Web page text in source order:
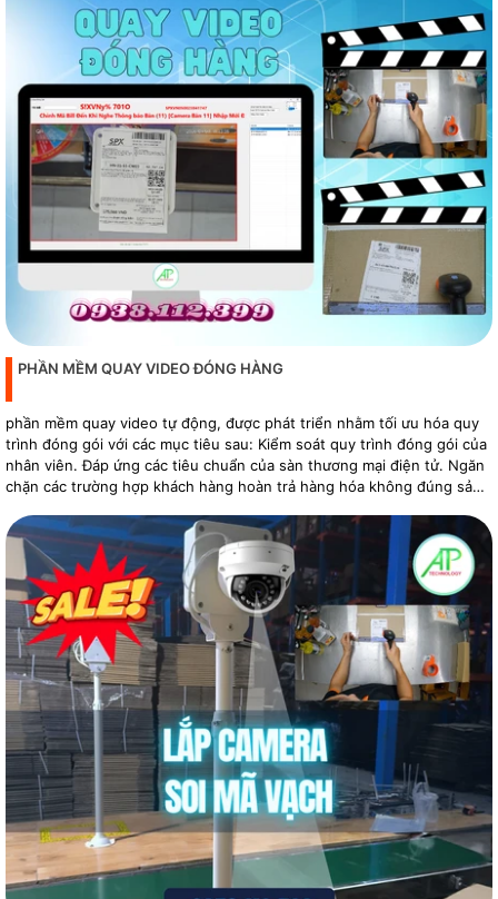
PHẦN MỀM QUAY VIDEO ĐÓNG HÀNG
phần mềm quay video tự động, được phát triển nhằm tối ưu hóa quy
trình đóng gói với các mục tiêu sau: Kiểm soát quy trình đóng gói của
nhân viên. Đáp ứng các tiêu chuẩn của sàn thương mại điện tử. Ngăn
chặn các trường hợp khách hàng hoàn trả hàng hóa không đúng sản